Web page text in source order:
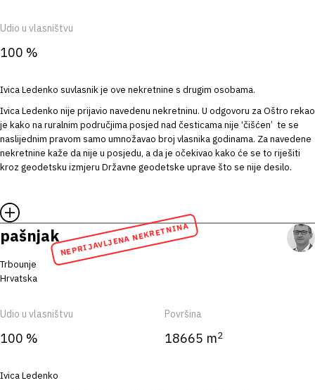
Udio u vlasništvu
100 %
Ivica Ledenko suvlasnik je ove nekretnine s drugim osobama.
Ivica Ledenko nije prijavio navedenu nekretninu. U odgovoru za Oštro rekao
je kako na ruralnim područjima posjed nad česticama nije ‘čišćen’ te se
naslijednim pravom samo umnožavao broj vlasnika godinama. Za navedene
nekretnine kaže da nije u posjedu, a da je očekivao kako će se to riješiti
kroz geodetsku izmjeru Državne geodetske uprave što se nije desilo.
pašnjakNEPRIJAVLJENA NEKRETNINA
Trbounje
Hrvatska
Udio u vlasništvu
100 %
Površina
18665 m2
Ivica Ledenko